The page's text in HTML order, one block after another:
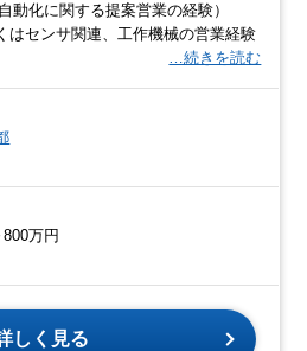
動化に関する提案営業の経験）
はセンサ関連、工作機械の営業経験
…続きを読む
万円
しく見る